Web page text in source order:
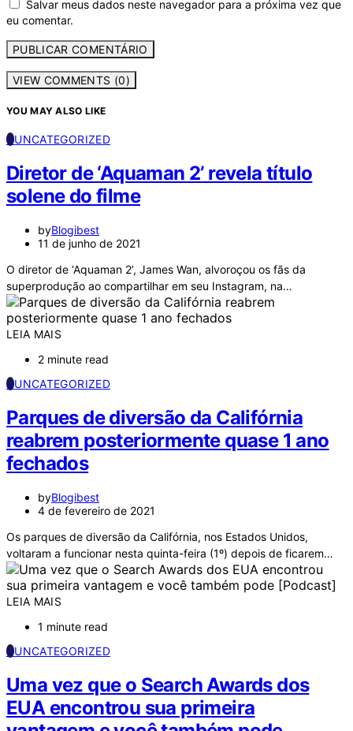
Salvar meus dados neste navegador para a próxima vez que
eu comentar.
VIEW COMMENTS (0)
YOU MAY ALSO LIKE
UUNCATEGORIZED
Diretor de ‘Aquaman 2’ revela título
solene do filme
byBlogibest
11 de junho de 2021
O diretor de ‘Aquaman 2’, James Wan, alvoroçou os fãs da
superprodução ao compartilhar em seu Instagram, na…
LEIA MAIS
2 minute read
UUNCATEGORIZED
Parques de diversão da Califórnia
reabrem posteriormente quase 1 ano
fechados
byBlogibest
4 de fevereiro de 2021
Os parques de diversão da Califórnia, nos Estados Unidos,
voltaram a funcionar nesta quinta-feira (1º) depois de ficarem…
LEIA MAIS
1 minute read
UUNCATEGORIZED
Uma vez que o Search Awards dos
EUA encontrou sua primeira